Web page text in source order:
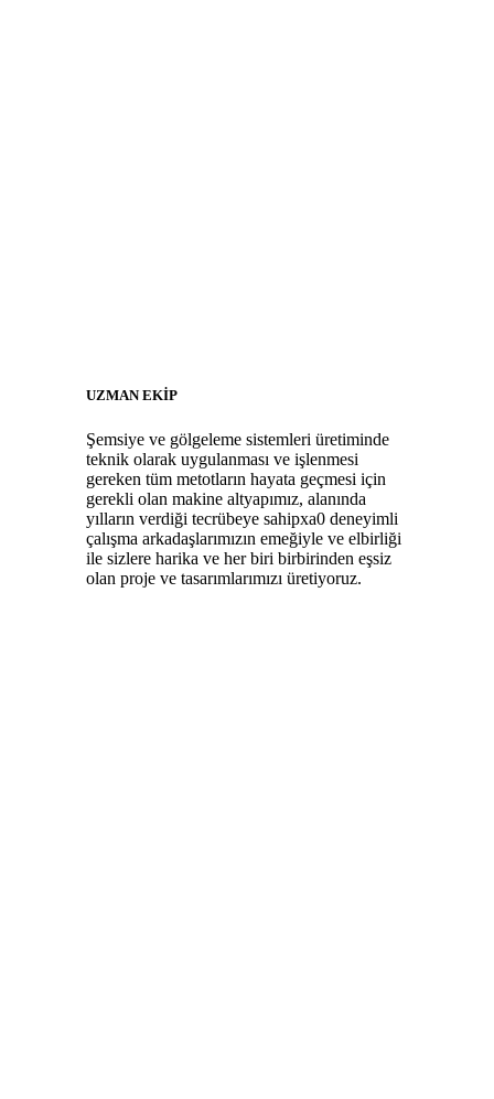
UZMAN EKİP
Şemsiye ve gölgeleme sistemleri üretiminde
teknik olarak uygulanması ve işlenmesi
gereken tüm metotların hayata geçmesi için
gerekli olan makine altyapımız, alanında
yılların verdiği tecrübeye sahipxa0 deneyimli
çalışma arkadaşlarımızın emeğiyle ve elbirliği
ile sizlere harika ve her biri birbirinden eşsiz
olan proje ve tasarımlarımızı üretiyoruz.